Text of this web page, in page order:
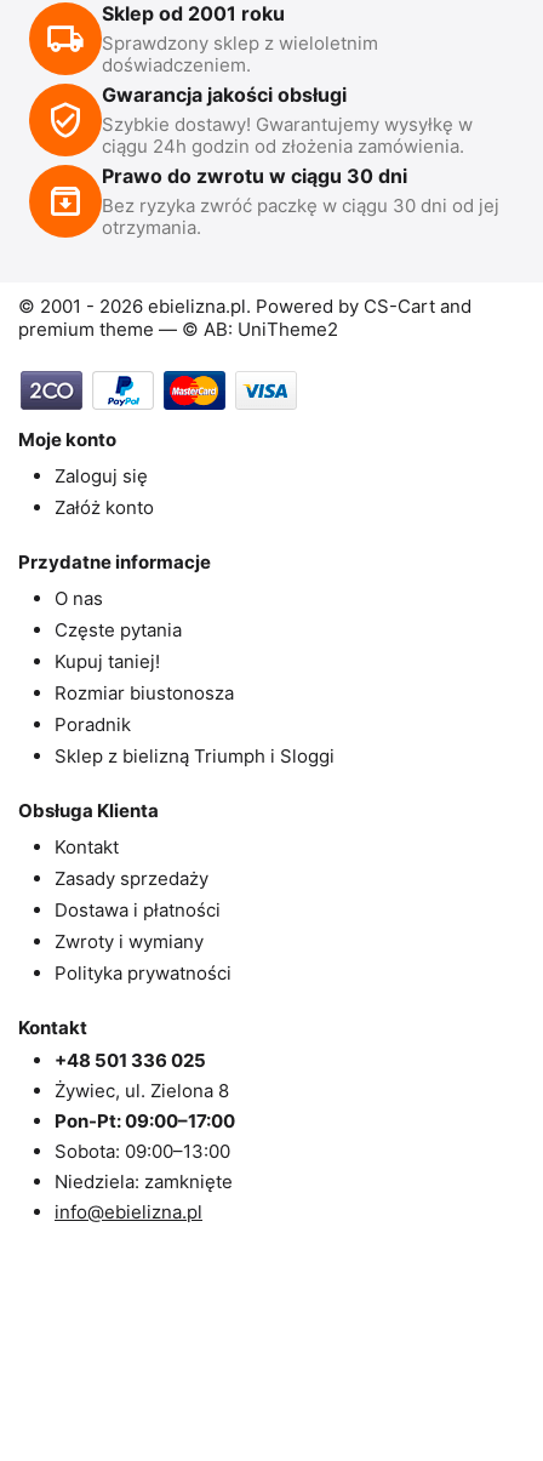
Sklep od 2001 roku
Sprawdzony sklep z wieloletnim
doświadczeniem.
Gwarancja jakości obsługi
Szybkie dostawy! Gwarantujemy wysyłkę w
ciągu 24h godzin od złożenia zamówienia.
Prawo do zwrotu w ciągu 30 dni
Bez ryzyka zwróć paczkę w ciągu 30 dni od jej
otrzymania.
© 2001 - 2026 ebielizna.pl. Powered by CS-Cart and
premium theme — © AB: UniTheme2
Moje konto
Zaloguj się
Załóż konto
Przydatne informacje
O nas
Częste pytania
Kupuj taniej!
Rozmiar biustonosza
Poradnik
Sklep z bielizną Triumph i Sloggi
Obsługa Klienta
Kontakt
Zasady sprzedaży
Dostawa i płatności
Zwroty i wymiany
Polityka prywatności
Kontakt
+48 501 336 025
Żywiec, ul. Zielona 8
Pon-Pt: 09:00–17:00
Sobota: 09:00–13:00
Niedziela: zamknięte
info@ebielizna.pl